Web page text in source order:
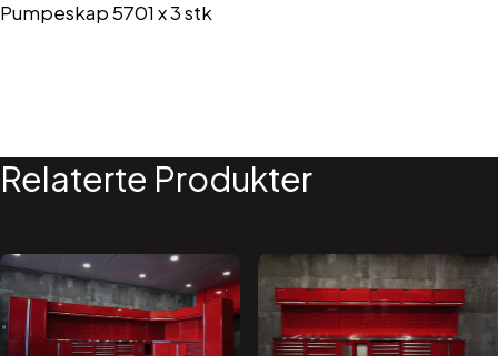
Pumpeskap 5701 x 3 stk
Relaterte Produkter